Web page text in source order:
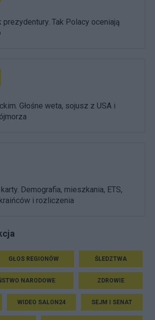
prezydentury. Tak Polacy oceniają
Głośne weta, sojusz z USA i
Demografia, mieszkania, ETS,
i rozliczenia
GŁOS REGIONÓW ŚLEDZTWA
NARODOWE ZDROWIE
WIDEO SALON24 SEJM I SENAT